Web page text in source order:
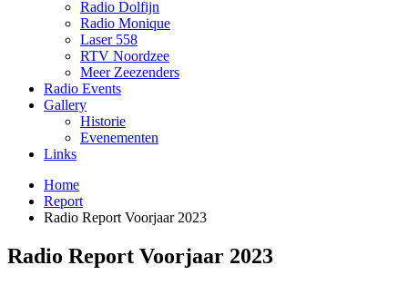
Radio Dolfijn
Radio Monique
Laser 558
RTV Noordzee
Meer Zeezenders
Radio Events
Gallery
Historie
Evenementen
Links
Home
Report
Radio Report Voorjaar 2023
Radio Report Voorjaar 2023